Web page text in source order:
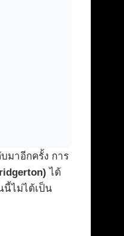
มาอีกครั้ง การ
ได้
นี้ไม่ได้เป็น